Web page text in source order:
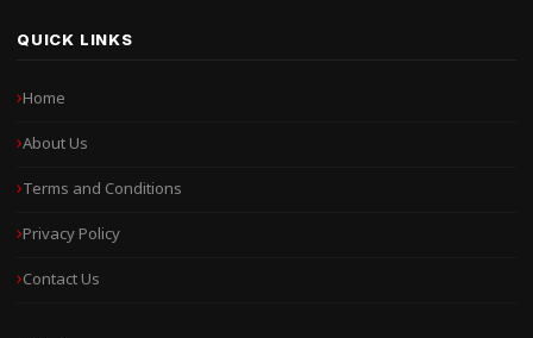
QUICK LINKS
Home
About Us
Terms and Conditions
Privacy Policy
Contact Us